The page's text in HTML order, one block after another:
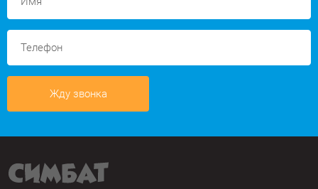
Жду звонка